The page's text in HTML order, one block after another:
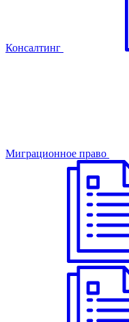
Консалтинг
Миграционное право